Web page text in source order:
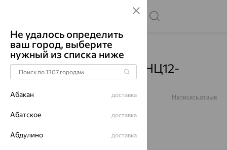
Главная Каталог Цепи
Цепь, золото, красный, НЦ12-
200D0,50
Артикул: Написать отзыв
Не удалось определить
ваш город, выберите
нужный из списка ниже
Абакан доставка
Абатское доставка
Абдулино доставка